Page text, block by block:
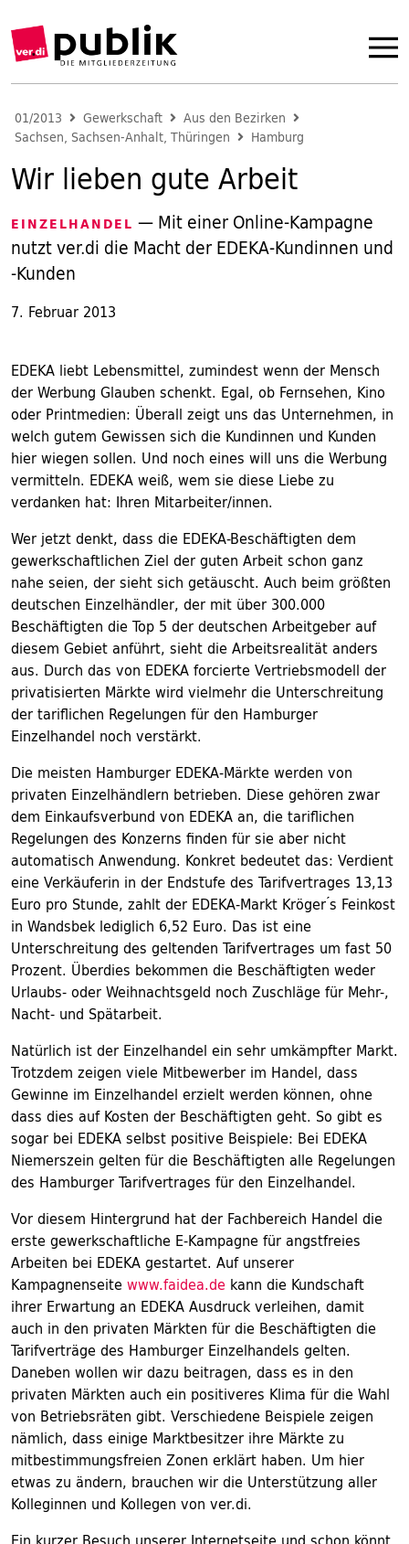
01/2013 Gewerkschaft
Aus den Bezirken
Sachsen, Sachsen-Anhalt, Thüringen
Hamburg
Wir lieben gute Arbeit
EINZELHANDEL — Mit einer Online-Kampagne
nutzt ver.di die Macht der EDEKA-Kundinnen und
-Kunden
7. Februar 2013
EDEKA liebt Lebensmittel, zumindest wenn der Mensch
der Werbung Glauben schenkt. Egal, ob Fernsehen, Kino
oder Printmedien: Überall zeigt uns das Unternehmen, in
welch gutem Gewissen sich die Kundinnen und Kunden
hier wiegen sollen. Und noch eines will uns die Werbung
vermitteln. EDEKA weiß, wem sie diese Liebe zu
verdanken hat: Ihren Mitarbeiter/innen.
Wer jetzt denkt, dass die EDEKA-Beschäftigten dem
gewerkschaftlichen Ziel der guten Arbeit schon ganz
nahe seien, der sieht sich getäuscht. Auch beim größten
deutschen Einzelhändler, der mit über 300.000
Beschäftigten die Top 5 der deutschen Arbeitgeber auf
diesem Gebiet anführt, sieht die Arbeitsrealität anders
aus. Durch das von EDEKA forcierte Vertriebsmodell der
privatisierten Märkte wird vielmehr die Unterschreitung
der tariflichen Regelungen für den Hamburger
Einzelhandel noch verstärkt.
Die meisten Hamburger EDEKA-Märkte werden von
privaten Einzelhändlern betrieben. Diese gehören zwar
dem Einkaufsverbund von EDEKA an, die tariflichen
Regelungen des Konzerns finden für sie aber nicht
automatisch Anwendung. Konkret bedeutet das: Verdient
eine Verkäuferin in der Endstufe des Tarifvertrages 13,13
Euro pro Stunde, zahlt der EDEKA-Markt Kröger ́s Feinkost
in Wandsbek lediglich 6,52 Euro. Das ist eine
Unterschreitung des geltenden Tarifvertrages um fast 50
Prozent. Überdies bekommen die Beschäftigten weder
Urlaubs- oder Weihnachtsgeld noch Zuschläge für Mehr-,
Nacht- und Spätarbeit.
Natürlich ist der Einzelhandel ein sehr umkämpfter Markt.
Trotzdem zeigen viele Mitbewerber im Handel, dass
Gewinne im Einzelhandel erzielt werden können, ohne
dass dies auf Kosten der Beschäftigten geht. So gibt es
sogar bei EDEKA selbst positive Beispiele: Bei EDEKA
Niemerszein gelten für die Beschäftigten alle Regelungen
des Hamburger Tarifvertrages für den Einzelhandel.
Vor diesem Hintergrund hat der Fachbereich Handel die
erste gewerkschaftliche E-Kampagne für angstfreies
Arbeiten bei EDEKA gestartet. Auf unserer
Kampagnenseite www.faidea.de kann die Kundschaft
ihrer Erwartung an EDEKA Ausdruck verleihen, damit
auch in den privaten Märkten für die Beschäftigten die
Tarifverträge des Hamburger Einzelhandels gelten.
Daneben wollen wir dazu beitragen, dass es in den
privaten Märkten auch ein positiveres Klima für die Wahl
von Betriebsräten gibt. Verschiedene Beispiele zeigen
nämlich, dass einige Marktbesitzer ihre Märkte zu
mitbestimmungsfreien Zonen erklärt haben. Um hier
etwas zu ändern, brauchen wir die Unterstützung aller
Kolleginnen und Kollegen von ver.di.